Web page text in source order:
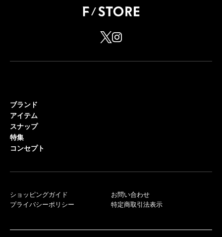
ブランド
アイテム
スナップ
特集
コンセプト
ショッピングガイド
プライバシーポリシー
お問い合わせ
特定商取引法表示